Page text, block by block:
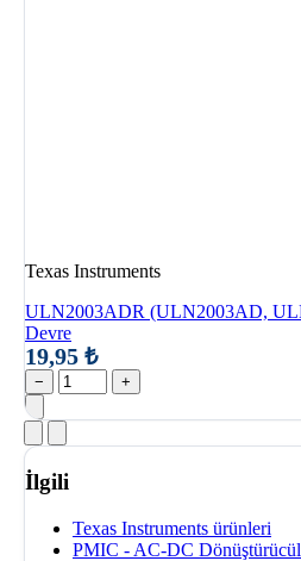
Texas Instruments
ULN2003ADR (ULN2003AD,
Devre
19,95 ₺
− +
İlgili
Texas Instruments ürünleri
PMIC - AC-DC